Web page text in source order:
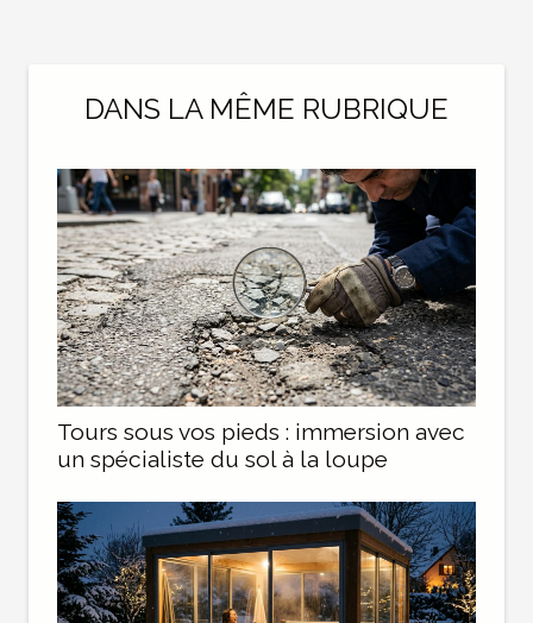
DANS LA MÊME RUBRIQUE
Tours sous vos pieds : immersion avec
un spécialiste du sol à la loupe